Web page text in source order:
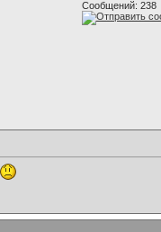
Сообщений: 238